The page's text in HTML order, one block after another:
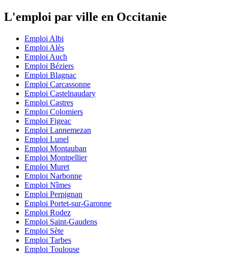
L'emploi par ville en Occitanie
Emploi Albi
Emploi Alès
Emploi Auch
Emploi Béziers
Emploi Blagnac
Emploi Carcassonne
Emploi Castelnaudary
Emploi Castres
Emploi Colomiers
Emploi Figeac
Emploi Lannemezan
Emploi Lunel
Emploi Montauban
Emploi Montpellier
Emploi Muret
Emploi Narbonne
Emploi Nîmes
Emploi Perpignan
Emploi Portet-sur-Garonne
Emploi Rodez
Emploi Saint-Gaudens
Emploi Sète
Emploi Tarbes
Emploi Toulouse